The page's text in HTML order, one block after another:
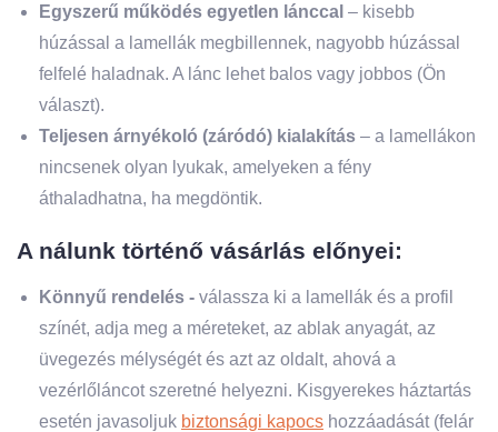
Egyszerű működés egyetlen lánccal – kisebb
húzással a lamellák megbillennek, nagyobb húzással
felfelé haladnak. A lánc lehet balos vagy jobbos (Ön
választ).
Teljesen árnyékoló (záródó) kialakítás – a lamellákon
nincsenek olyan lyukak, amelyeken a fény
áthaladhatna, ha megdöntik.
A nálunk történő vásárlás előnyei:
Könnyű rendelés - válassza ki a lamellák és a profil
színét, adja meg a méreteket, az ablak anyagát, az
üvegezés mélységét és azt az oldalt, ahová a
vezérlőláncot szeretné helyezni. Kisgyerekes háztartás
esetén javasoljuk biztonsági kapocs hozzáadását (felár